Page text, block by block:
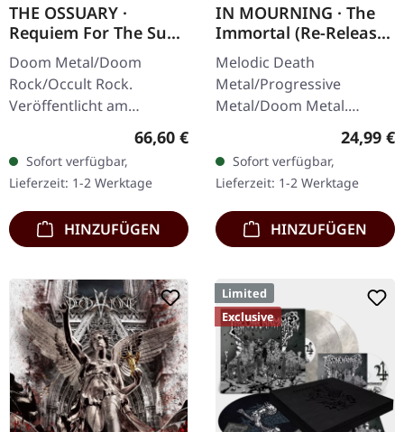
THE OSSUARY ·
Requiem For The Sun
| WOODEN LP+MC+CD
BOX
Doom Metal/Doom
Rock/Occult Rock.
Veröffentlicht am
23.05.2025, auf Supreme
Chaos Records. Ultra
schwere, handgearbeitete
Holzbox mit graviertem
Logo…
Regulärer Preis:
66,60 €
Sofort verfügbar,
Lieferzeit: 1-2 Werktage
HINZUFÜGEN
IN MOURNING · The
Immortal (Re-Release)
| BLACK LP
Melodic Death
Metal/Progressive
Metal/Doom Metal.
27.03.2026, auf Supreme
Chaos Records.
Schwarzes Vinyl mit
Insert. Zweite Auflage…
24,99 €
Sofort verfügbar,
Lieferzeit: 1-2 Werktage
HINZUFÜGEN
Limited
Exclusive